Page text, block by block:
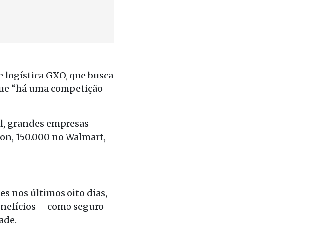
GXO, que busca
“há uma competição
grandes empresas
150.000 no Walmart,
nos últimos oito dias,
– como seguro